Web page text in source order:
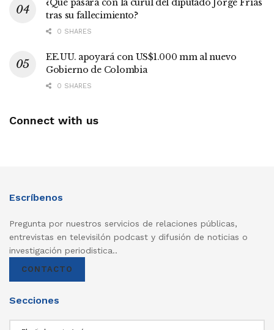
¿Qué pasará con la curul del diputado Jorge Frías
tras su fallecimiento?
0 SHARES
EE.UU. apoyará con US$1.000 mm al nuevo
Gobierno de Colombia
0 SHARES
Connect with us
Escríbenos
Pregunta por nuestros servicios de relaciones públicas,
entrevistas en televisilón podcast y difusión de noticias o
investigación periodistica..
CONTACTO
Secciones